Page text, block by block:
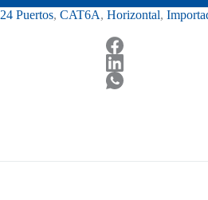
24 Puertos, CAT6A, Horizontal,